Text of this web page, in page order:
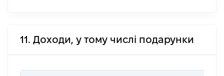
11. Доходи, у тому числі подарунки